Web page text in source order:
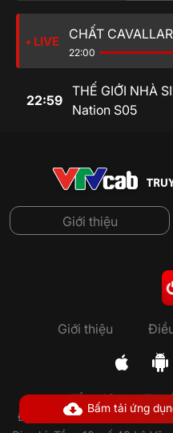
• LIVE CHẤT
22:00
22:59
THẾ GIỚI NHÀ
Nation S05
Giới thiệu
Giới thiệu
Tổng Công ty
Địa chỉ: Số 3/84 Ngọc
Bấm tải ứng